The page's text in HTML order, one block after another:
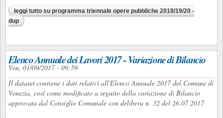
leggi tutto su programma triennale opere pubbliche 2018/19/20 -
dup
Elenco Annuale dei Lavori 2017 - Variazione di Bilancio
Ven, 01/09/2017 - 09:59
Il dataset contiene i dati relativi all'Elenco Annuale 2017 del Comune di
Venezia, così come modificato a seguito della variazione di Bilancio
approvata dal Consiglio Comunale con delibera n. 32 del 26.07.2017